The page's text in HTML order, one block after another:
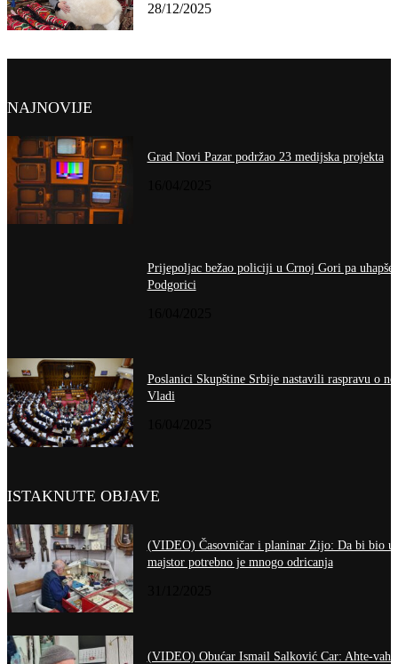
28/12/2025
NAJNOVIJE
Grad Novi Pazar podržao 23 medijska projekta
Prijepoljac bežao policiji u Crnoj Gori pa
Podgorici
Poslanici Skupštine Srbije nastavili raspravu o
Vladi
ISTAKNUTE OBJAVE
(VIDEO) Časovničar i planinar Zijo: Da bi bio
majstor potrebno je mnogo odricanja
(VIDEO) Obućar Ismail Salković Car: Ahte-